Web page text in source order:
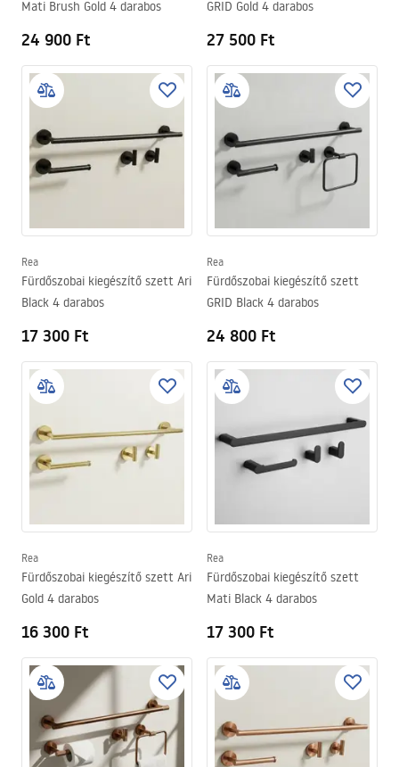
Mati Brush Gold 4 darabos
24 900 Ft
GRID Gold 4 darabos
27 500 Ft
Rea
Fürdőszobai kiegészítő szett Ari
Black 4 darabos
17 300 Ft
Rea
Fürdőszobai kiegészítő szett
GRID Black 4 darabos
24 800 Ft
Rea
Fürdőszobai kiegészítő szett Ari
Gold 4 darabos
16 300 Ft
Rea
Fürdőszobai kiegészítő szett
Mati Black 4 darabos
17 300 Ft